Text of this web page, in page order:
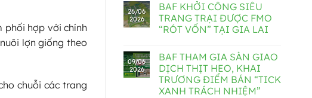
phối hợp với chính
lợn giống theo
chuỗi các trang
26/06
2026
BAF KHỞI CÔNG SIÊU
TRANG TRẠI ĐƯỢC FMO
“RÓT VỐN” TẠI GIA LAI
09/06
2026
BAF THAM GIA SÀN GIAO
DỊCH THỊT HEO, KHAI
TRƯƠNG ĐIỂM BÁN “TICK
XANH TRÁCH NHIỆM”